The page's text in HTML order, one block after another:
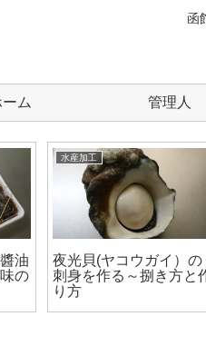
函
ーム 管理人
油
の
水産加工
夜光貝(ヤコウガイ）の
刺身を作る～捌き方と
り方